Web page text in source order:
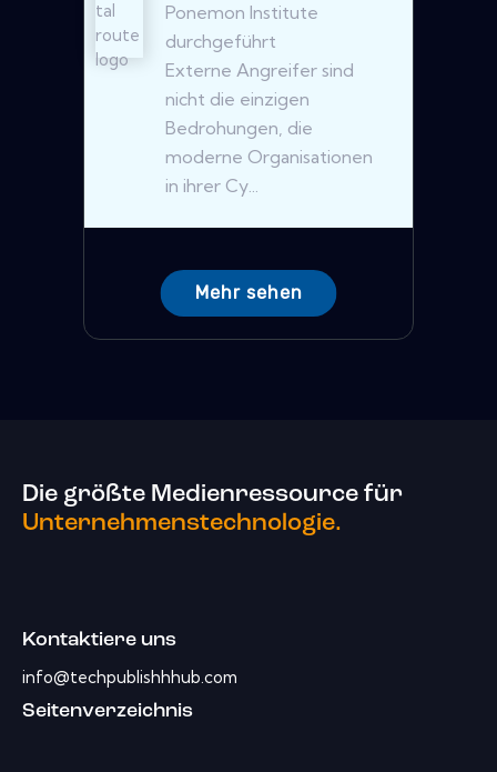
Ponemon Institute
durchgeführt
Externe Angreifer sind
nicht die einzigen
Bedrohungen, die
moderne Organisationen
in ihrer Cy...
Mehr sehen
Die größte Medienressource für
Unternehmenstechnologie.
Kontaktiere uns
info@techpublishhhub.com
Seitenverzeichnis